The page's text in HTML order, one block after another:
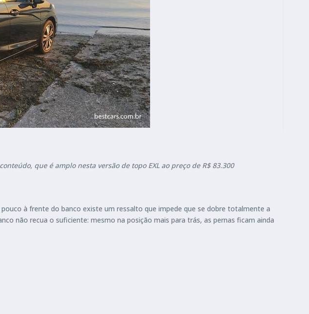
que é amplo nesta versão de topo EXL ao preço de R$ 83.300
à frente do banco existe um ressalto que impede que se dobre totalmente a
não recua o suficiente: mesmo na posição mais para trás, as pernas ficam ainda